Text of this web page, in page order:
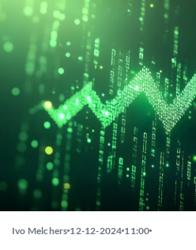
Ivo Melchers 12-12-2024 11:00